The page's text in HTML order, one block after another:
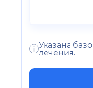
Указана
лечения.